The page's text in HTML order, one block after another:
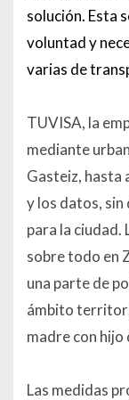
solución. Esta
voluntad y
varias de
TUVISA, la
mediante
Gasteiz, hasta
y los datos, sin
para la ciudad.
sobre todo en
una parte de
ámbito
madre con hijo
Las medidas